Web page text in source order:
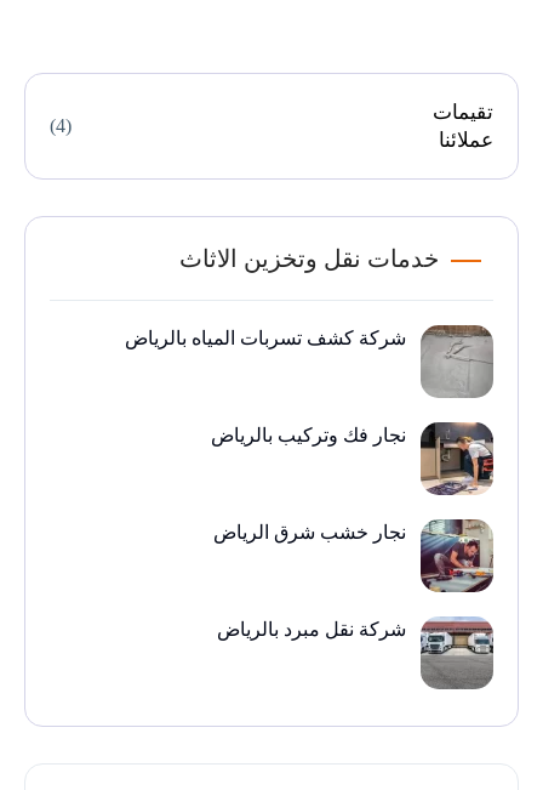
تقيمات
عملائنا
(4)
خدمات نقل وتخزين الاثاث
شركة كشف تسربات المياه بالرياض
نجار فك وتركيب بالرياض
نجار خشب شرق الرياض
شركة نقل مبرد بالرياض